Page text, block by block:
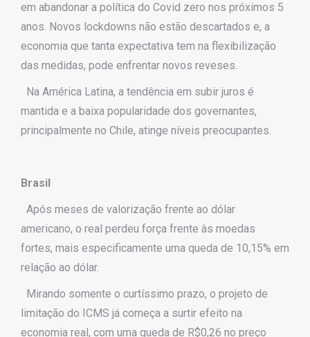
em abandonar a política do Covid zero nos próximos 5
anos. Novos lockdowns não estão descartados e, a
economia que tanta expectativa tem na flexibilização
das medidas, pode enfrentar novos reveses.
Na América Latina, a tendência em subir juros é
mantida e a baixa popularidade dos governantes,
principalmente no Chile, atinge níveis preocupantes.
Brasil
Após meses de valorização frente ao dólar
americano, o real perdeu força frente às moedas
fortes, mais especificamente uma queda de 10,15% em
relação ao dólar.
Mirando somente o curtíssimo prazo, o projeto de
limitação do ICMS já começa a surtir efeito na
economia real, com uma queda de R$0,26 no preço